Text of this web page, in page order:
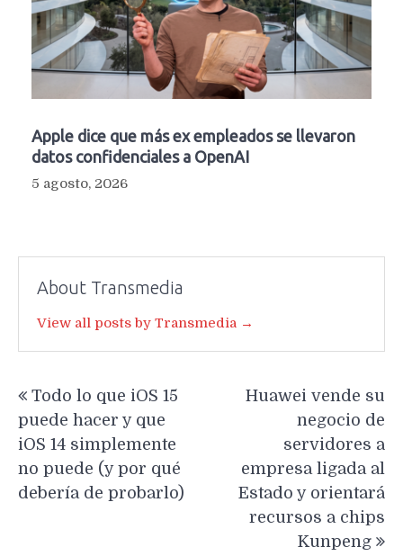
Apple dice que más ex empleados se llevaron
datos confidenciales a OpenAI
5 agosto, 2026
About Transmedia
View all posts by Transmedia →
entradas
Todo lo que iOS 15
puede hacer y que
iOS 14 simplemente
no puede (y por qué
debería de probarlo)
Huawei vende su
negocio de
servidores a
empresa ligada al
Estado y orientará
recursos a chips
Kunpeng